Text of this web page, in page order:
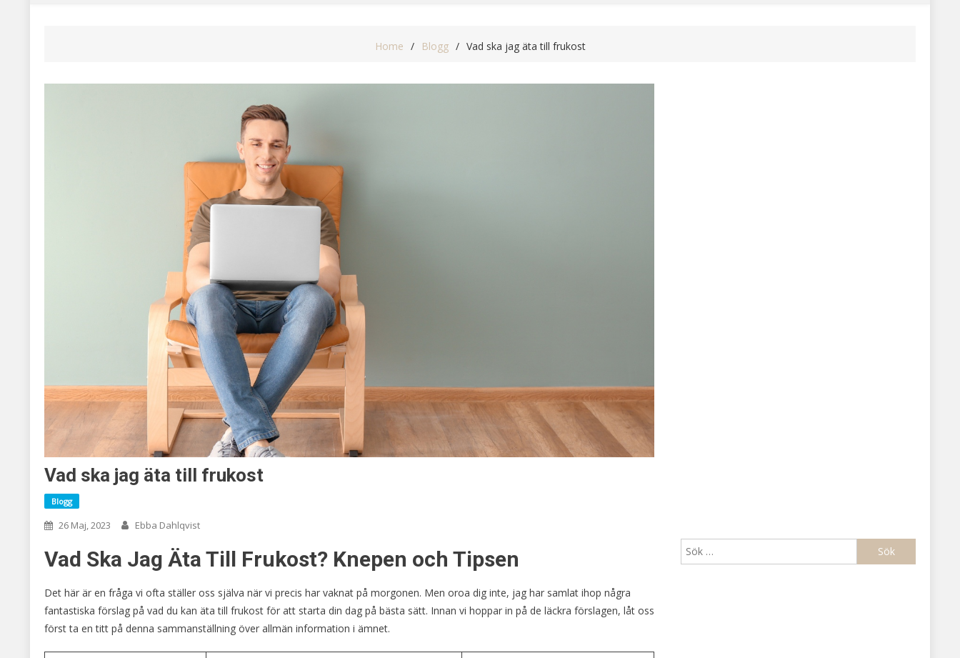
Home Blogg Vad ska jag äta till frukost
Vad ska jag äta till frukost
Blogg
26 Maj, 2023 Ebba Dahlqvist
Vad Ska Jag Äta Till Frukost? Knepen och Tipsen
Det här är en fråga vi ofta ställer oss själva när vi precis har vaknat på morgonen. Men oroa dig inte, jag har samlat ihop några
fantastiska förslag på vad du kan äta till frukost för att starta din dag på bästa sätt. Innan vi hoppar in på de läckra förslagen, låt oss
först ta en titt på denna sammanställning över allmän information i ämnet.
efter: